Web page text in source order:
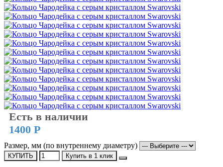
Есть в наличии
1400 Р
Размер, мм (по внутреннему диаметру)
КУПИТЬ Купить в 1 клик